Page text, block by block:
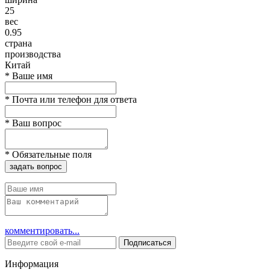
25
вес
0.95
страна
производства
Китай
* Ваше имя
* Почта или телефон для ответа
* Ваш вопрос
* Обязательные поля
задать вопрос
комментировать...
Подписаться
Информация